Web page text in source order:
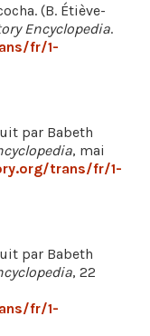
(B. Étiève-
Encyclopedia.
fr/1-
par Babeth
, mai
trans/fr/1-
par Babeth
, 22
fr/1-